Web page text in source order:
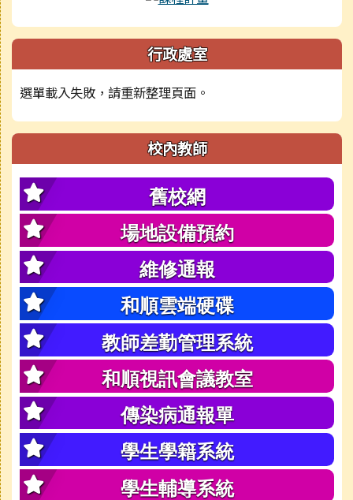
行政處室
選單載入失敗，請重新整理頁面。
校內教師
舊校網
場地設備預約
維修通報
和順雲端硬碟
教師差勤管理系統
和順視訊會議教室
傳染病通報單
學生學籍系統
學生輔導系統